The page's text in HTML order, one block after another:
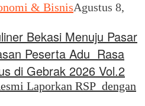
& BisnisAgustus 8,
Bekasi Menuju Pasar
Peserta Adu Rasa
di Gebrak 2026 Vol.2